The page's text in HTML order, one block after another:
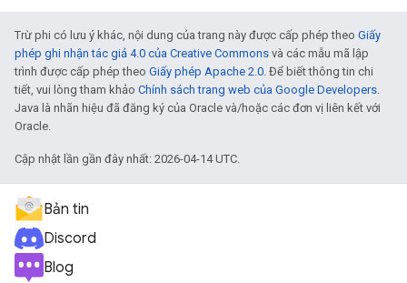
Trừ phi có lưu ý khác, nội dung của trang này được cấp phép theo Giấy
phép ghi nhận tác giả 4.0 của Creative Commons và các mẫu mã lập
trình được cấp phép theo Giấy phép Apache 2.0. Để biết thông tin chi
tiết, vui lòng tham khảo Chính sách trang web của Google Developers.
Java là nhãn hiệu đã đăng ký của Oracle và/hoặc các đơn vị liên kết với
Oracle.
Cập nhật lần gần đây nhất: 2026-04-14 UTC.
Bản tin
Discord
Blog